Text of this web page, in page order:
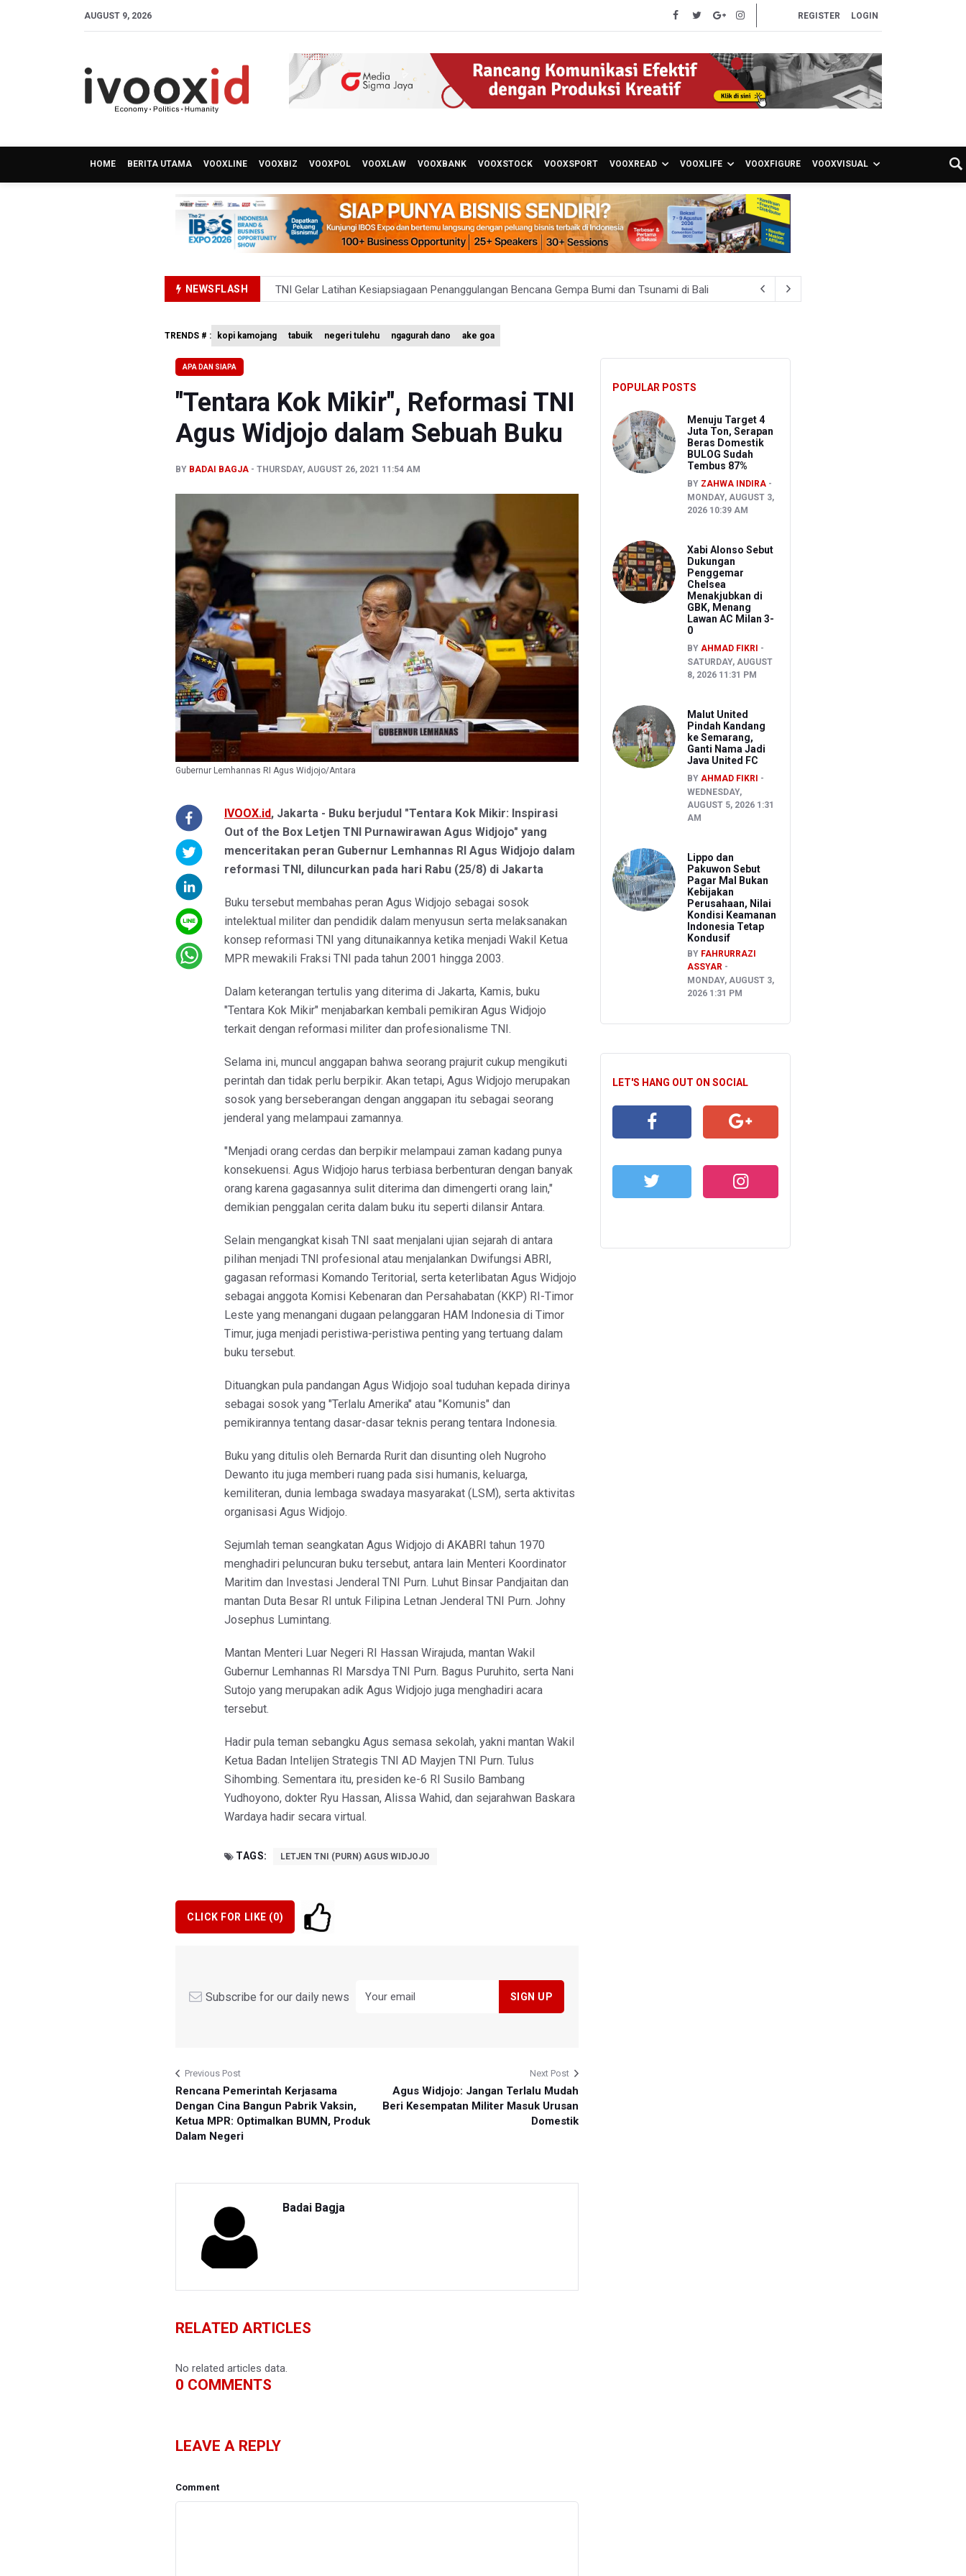
AUGUST 9, 2026 REGISTER LOGIN
HOME BERITA UTAMA VOOXLINE VOOXBIZ VOOXPOL VOOXLAW VOOXBANK VOOXSTOCK VOOXSPORT VOOXREAD VOOXLIFE VOOXFIGURE VOOXVISUAL
NEWSFLASH
TNI Gelar Latihan Kesiapsiagaan Penanggulangan Bencana Gempa Bumi dan Tsunami di Bali
BEI Catat Pertumbuhan Investor Saham Capai 10,05 Juta SID
Kemkomdigi Targetkan Reaktivasi IGRS Rampung 2026
TRENDS # : kopi kamojang tabuik negeri tulehu ngagurah dano ake goa
APA DAN SIAPA
"Tentara Kok Mikir", Reformasi TNI
Agus Widjojo dalam Sebuah Buku
BY BADAI BAGJA THURSDAY, AUGUST 26, 2021 11:54 AM
Gubernur Lemhannas RI Agus Widjojo/Antara
IVOOX.id, Jakarta - Buku berjudul "Tentara Kok Mikir: Inspirasi
Out of the Box Letjen TNI Purnawirawan Agus Widjojo" yang
menceritakan peran Gubernur Lemhannas RI Agus Widjojo dalam
reformasi TNI, diluncurkan pada hari Rabu (25/8) di Jakarta
Buku tersebut membahas peran Agus Widjojo sebagai sosok
intelektual militer dan pendidik dalam menyusun serta melaksanakan
konsep reformasi TNI yang ditunaikannya ketika menjadi Wakil Ketua
MPR mewakili Fraksi TNI pada tahun 2001 hingga 2003.
Dalam keterangan tertulis yang diterima di Jakarta, Kamis, buku
"Tentara Kok Mikir" menjabarkan kembali pemikiran Agus Widjojo
terkait dengan reformasi militer dan profesionalisme TNI.
Selama ini, muncul anggapan bahwa seorang prajurit cukup mengikuti
perintah dan tidak perlu berpikir. Akan tetapi, Agus Widjojo merupakan
sosok yang berseberangan dengan anggapan itu sebagai seorang
jenderal yang melampaui zamannya.
"Menjadi orang cerdas dan berpikir melampaui zaman kadang punya
konsekuensi. Agus Widjojo harus terbiasa berbenturan dengan banyak
orang karena gagasannya sulit diterima dan dimengerti orang lain,"
demikian penggalan cerita dalam buku itu seperti dilansir Antara.
Selain mengangkat kisah TNI saat menjalani ujian sejarah di antara
pilihan menjadi TNI profesional atau menjalankan Dwifungsi ABRI,
gagasan reformasi Komando Teritorial, serta keterlibatan Agus Widjojo
sebagai anggota Komisi Kebenaran dan Persahabatan (KKP) RI-Timor
Leste yang menangani dugaan pelanggaran HAM Indonesia di Timor
Timur, juga menjadi peristiwa-peristiwa penting yang tertuang dalam
buku tersebut.
Dituangkan pula pandangan Agus Widjojo soal tuduhan kepada dirinya
sebagai sosok yang "Terlalu Amerika" atau "Komunis" dan
pemikirannya tentang dasar-dasar teknis perang tentara Indonesia.
Buku yang ditulis oleh Bernarda Rurit dan disunting oleh Nugroho
Dewanto itu juga memberi ruang pada sisi humanis, keluarga,
kemiliteran, dunia lembaga swadaya masyarakat (LSM), serta aktivitas
organisasi Agus Widjojo.
Sejumlah teman seangkatan Agus Widjojo di AKABRI tahun 1970
menghadiri peluncuran buku tersebut, antara lain Menteri Koordinator
Maritim dan Investasi Jenderal TNI Purn. Luhut Binsar Pandjaitan dan
mantan Duta Besar RI untuk Filipina Letnan Jenderal TNI Purn. Johny
Josephus Lumintang.
Mantan Menteri Luar Negeri RI Hassan Wirajuda, mantan Wakil
Gubernur Lemhannas RI Marsdya TNI Purn. Bagus Puruhito, serta Nani
Sutojo yang merupakan adik Agus Widjojo juga menghadiri acara
tersebut.
Hadir pula teman sebangku Agus semasa sekolah, yakni mantan Wakil
Ketua Badan Intelijen Strategis TNI AD Mayjen TNI Purn. Tulus
Sihombing. Sementara itu, presiden ke-6 RI Susilo Bambang
Yudhoyono, dokter Ryu Hassan, Alissa Wahid, dan sejarahwan Baskara
Wardaya hadir secara virtual.
TAGS: LETJEN TNI (PURN) AGUS WIDJOJO
CLICK FOR LIKE (0)
Subscribe for our daily news
Previous Post
Rencana Pemerintah Kerjasama
Dengan Cina Bangun Pabrik Vaksin,
Ketua MPR: Optimalkan BUMN, Produk
Dalam Negeri
Next Post
Agus Widjojo: Jangan Terlalu Mudah
Beri Kesempatan Militer Masuk Urusan
Domestik
Badai Bagja
RELATED ARTICLES
No related articles data.
0 COMMENTS
LEAVE A REPLY
Comment
POPULAR POSTS
Menuju Target 4
Juta Ton, Serapan
Beras Domestik
BULOG Sudah
Tembus 87%
BY ZAHWA INDIRA
MONDAY, AUGUST 3,
2026 10:39 AM
Xabi Alonso Sebut
Dukungan
Penggemar
Chelsea
Menakjubkan di
GBK, Menang
Lawan AC Milan 3-
0
BY AHMAD FIKRI
SATURDAY, AUGUST
8, 2026 11:31 PM
Malut United
Pindah Kandang
ke Semarang,
Ganti Nama Jadi
Java United FC
BY AHMAD FIKRI
WEDNESDAY,
AUGUST 5, 2026 1:31
AM
Lippo dan
Pakuwon Sebut
Pagar Mal Bukan
Kebijakan
Perusahaan, Nilai
Kondisi Keamanan
Indonesia Tetap
Kondusif
BY FAHRURRAZI
ASSYAR
MONDAY, AUGUST 3,
2026 1:31 PM
LET'S HANG OUT ON SOCIAL